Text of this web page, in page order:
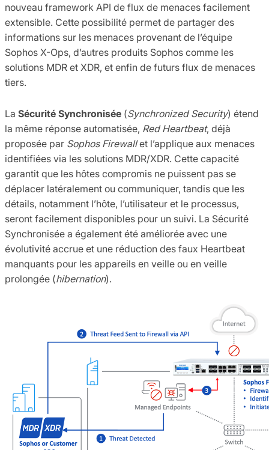
nouveau framework API de flux de menaces facilement
extensible. Cette possibilité permet de partager des
informations sur les menaces provenant de l’équipe
Sophos X-Ops, d’autres produits Sophos comme les
solutions MDR et XDR, et enfin de futurs flux de menaces
tiers.
La Sécurité Synchronisée (Synchronized Security) étend
la même réponse automatisée, Red Heartbeat, déjà
proposée par Sophos Firewallet l’applique aux menaces
identifiées via les solutions MDR/XDR. Cette capacité
garantit que les hôtes compromis ne puissent pas se
déplacer latéralement ou communiquer, tandis que les
détails, notamment l’hôte, l’utilisateur et le processus,
seront facilement disponibles pour un suivi. La Sécurité
Synchronisée a également été améliorée avec une
évolutivité accrue et une réduction des faux Heartbeat
manquants pour les appareils en veille ou en veille
prolongée (hibernation).